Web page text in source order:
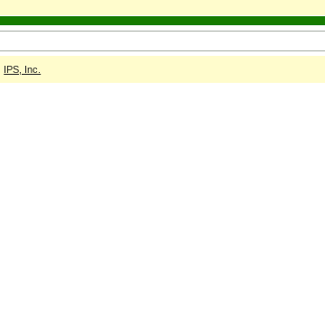
IPS, Inc.